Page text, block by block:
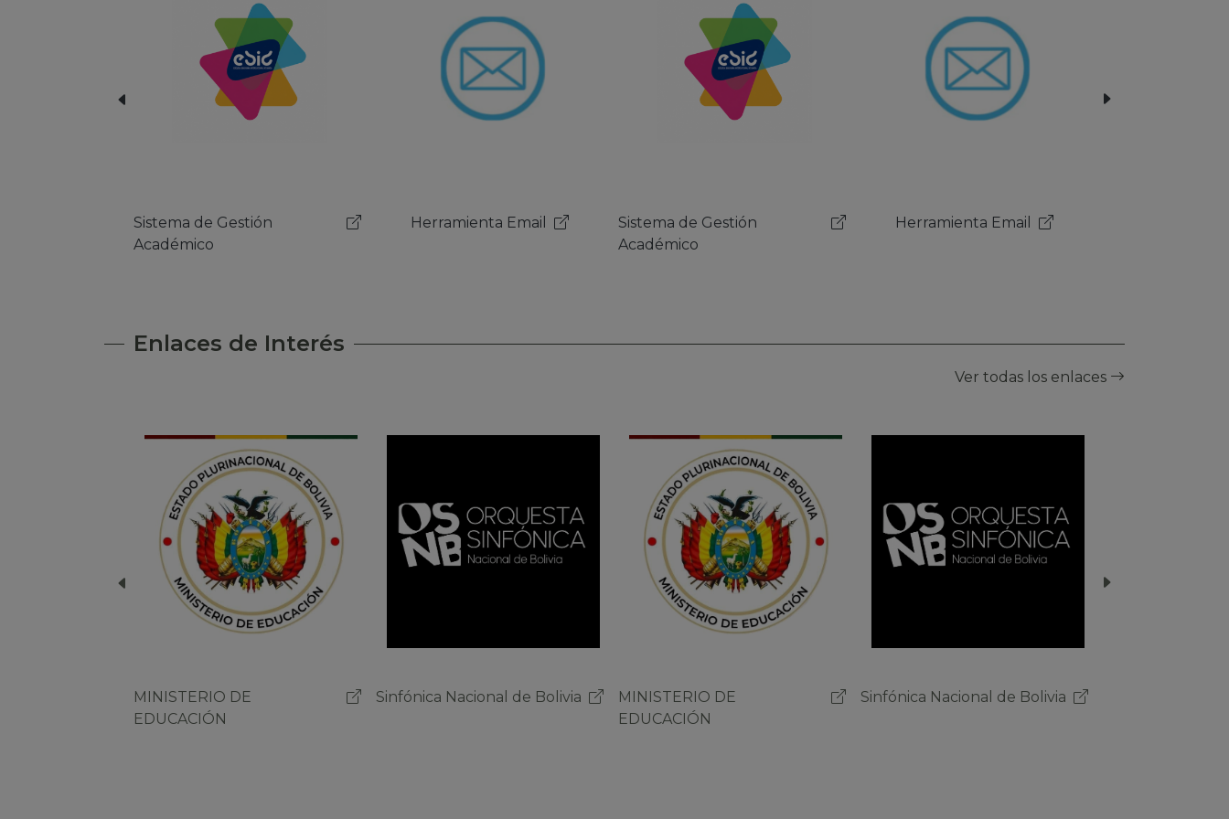
Herramienta Email
Sistema de Gestión
Herramienta Email
Sistema de Gestión
Enlaces de Interés
Ver todas los enlaces
Sinfónica Nacional de Bolivia
MINISTERIO DE
Sinfónica Nacional de Bolivia
MINISTERIO DE